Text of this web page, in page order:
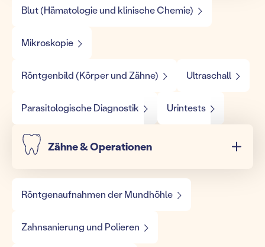
Blut (Hämatologie und klinische Chemie)
Mikroskopie
Röntgenbild (Körper und Zähne) Ultraschall
Parasitologische Diagnostik Urintests
Zähne & Operationen
Röntgenaufnahmen der Mundhöhle
Zahnsanierung und Polieren